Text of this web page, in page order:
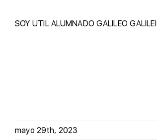
SOY UTIL ALUMNADO GALILEO GALILEI
mayo 29th, 2023